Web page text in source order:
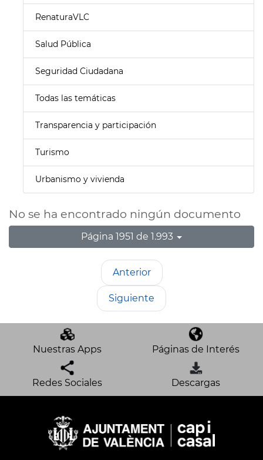
RenaturaVLC
Salud Pública
Seguridad Ciudadana
Todas las temáticas
Transparencia y participación
Turismo
Urbanismo y vivienda
No se ha encontrado ningún documento
Página 1951 de 1.993
Anterior
Siguiente
Nuestras Apps Páginas de Interés
Redes Sociales Descargas